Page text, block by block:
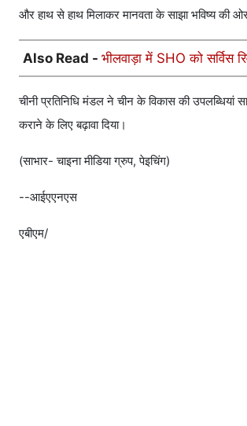
और हाथ से हाथ मिलाकर मानवता के साझा भविष्य की
Also Read - भीलवाड़ा में SHO को सर्विस
चीनी प्रतिनिधि मंडल ने चीन के विकास की
कराने के लिए बढ़ावा दिया।
(साभार- चाइना मीडिया ग्रुप, पेइचिंग)
--आईएएनएस
एबीएम/